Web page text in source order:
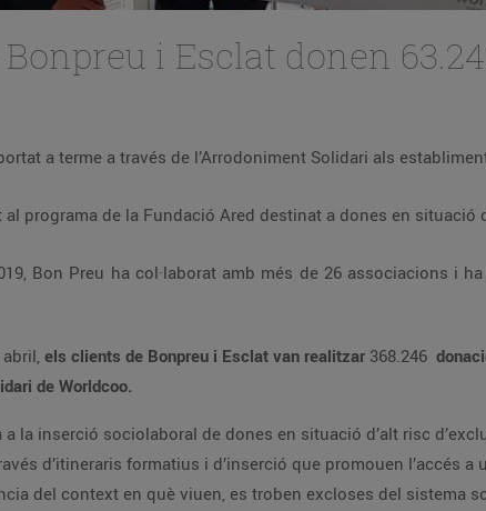
i Esclat donen
L’import va destinat al programa de la
amb més de 26 associacions i ha recaptat més d’1,5 milions d’euros a través d’aquesta iniciativa
els clients de Bonpreu i Esclat van realitzar 368.246 donacions que han
Solidari de Worldcoo.
d’alt risc d’exclusió social, amb l’objectiu de garantir la seva independència i el
especialment